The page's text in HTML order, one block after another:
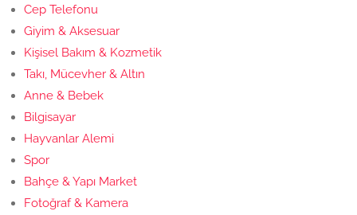
Cep Telefonu
Giyim & Aksesuar
Kişisel Bakım & Kozmetik
Takı, Mücevher & Altın
Anne & Bebek
Bilgisayar
Hayvanlar Alemi
Spor
Bahçe & Yapı Market
Fotoğraf & Kamera